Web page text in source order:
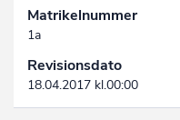
Matrikelnummer
1a
Revisionsdato
18.04.2017 kl.00:00